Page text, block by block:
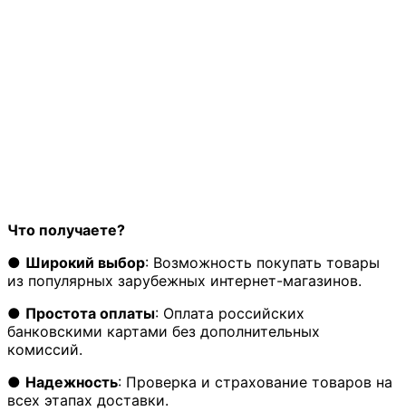
Что получаете?
● Широкий выбор: Возможность покупать товары
из популярных зарубежных интернет-магазинов.
● Простота оплаты: Оплата российских
банковскими картами без дополнительных
комиссий.
● Надежность: Проверка и страхование товаров на
всех этапах доставки.